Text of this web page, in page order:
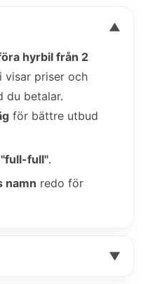
▼
hyrbil från 2
visar priser och
du betalar.
för bättre utbud
full".
namn redo för
▼